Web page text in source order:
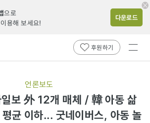
으로
용해 보세요!
다운로드
후원하기
전체
언론보도
보 外 12개 매체 / 韓 아동 삶
균 이하... 굿네이버스, 아동 놀